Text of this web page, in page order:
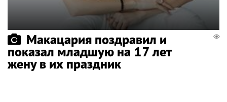
Макацария поздравил и
показал младшую на 17 лет
жену в их праздник